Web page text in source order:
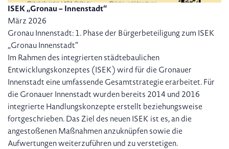
ISEK „Gronau – Innenstadt“
März 2026
Gronau Innenstadt: 1. Phase der Bürgerbeteiligung zum ISEK
„Gronau Innenstadt“
Im Rahmen des integrierten städtebaulichen
Entwicklungskonzeptes (ISEK) wird für die Gronauer
Innenstadt eine umfassende Gesamtstrategie erarbeitet. Für
die Gronauer Innenstadt wurden bereits 2014 und 2016
integrierte Handlungskonzepte erstellt beziehungsweise
fortgeschrieben. Das Ziel des neuen ISEK ist es, an die
angestoßenen Maßnahmen anzuknüpfen sowie die
Aufwertungen weiterzuführen und zu verstetigen.